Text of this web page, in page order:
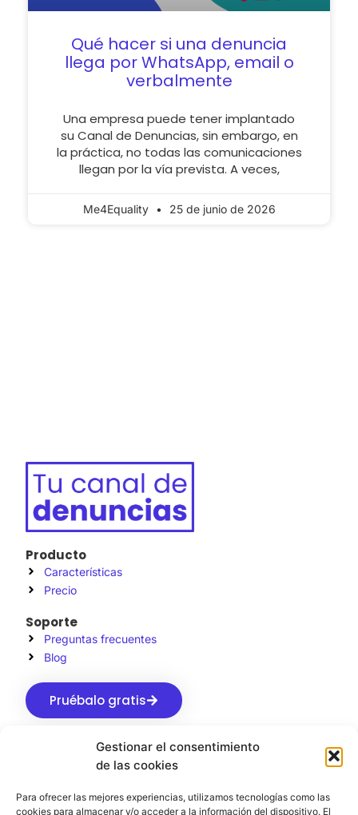
Gestionar el consentimiento
de las cookies
Para ofrecer las mejores experiencias, utilizamos tecnologías como las
cookies para almacenar y/o acceder a la información del dispositivo. El
Qué hacer si una denuncia
llega por WhatsApp, email o
verbalmente
Una empresa puede tener implantado
su Canal de Denuncias, sin embargo, en
la práctica, no todas las comunicaciones
llegan por la vía prevista. A veces,
Me4Equality 25 de junio de 2026
Producto
Características
Precio
Soporte
Preguntas frecuentes
Blog
Pruébalo gratis
Aviso LegalPrivacidadCookies